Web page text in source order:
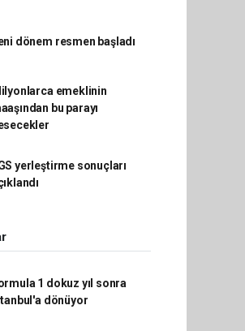
dönem resmen başladı
emeklinin
bu parayı
yerleştirme sonuçları
1 dokuz yıl sonra
dönüyor